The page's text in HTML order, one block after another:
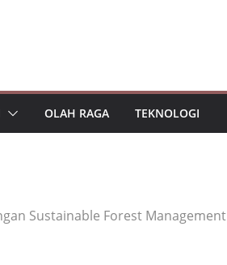
OLAH RAGA TEKNOLOGI
Sustainable Forest Management